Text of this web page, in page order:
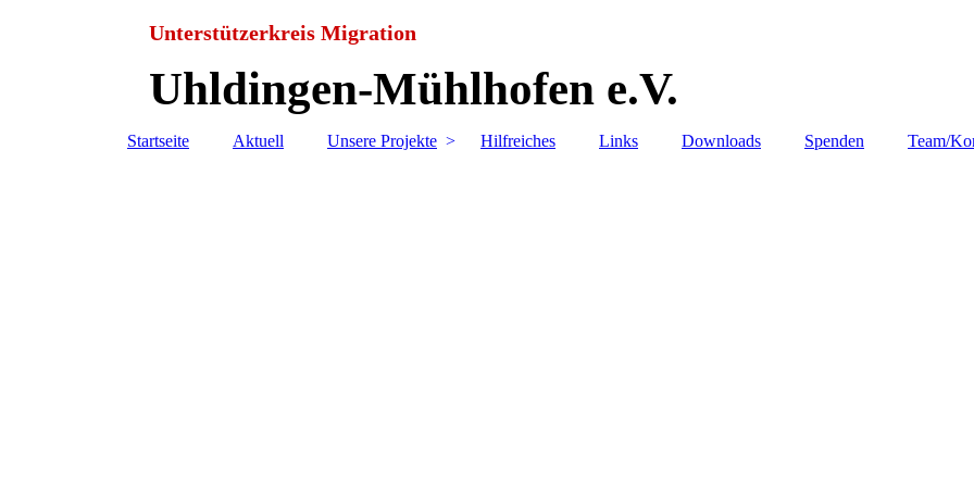
Unterstützerkreis Migration
Uhldingen-Mühlhofen e.V.
Startseite Aktuell Unsere Projekte Hilfreiches Links Downloads Spenden Team/